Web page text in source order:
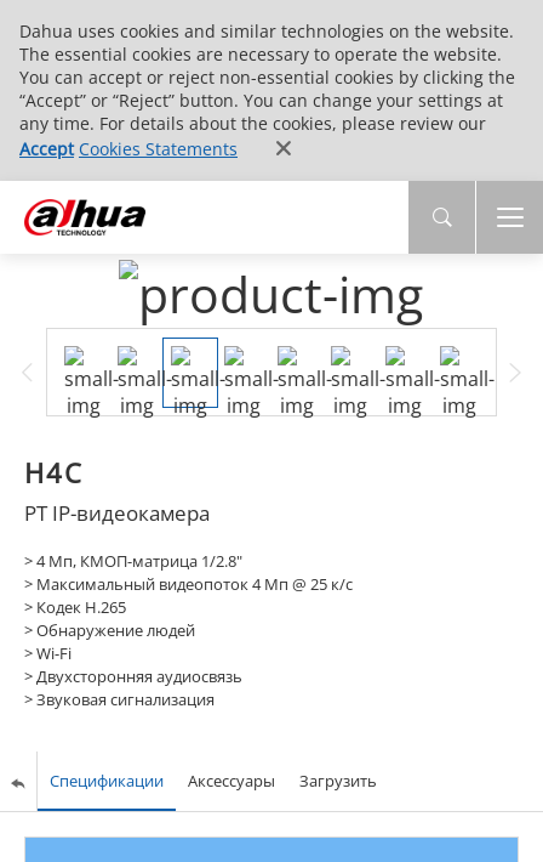
Dahua uses cookies and similar technologies on the website.
The essential cookies are necessary to operate the website.
You can accept or reject non-essential cookies by clicking the
“Accept” or “Reject” button. You can change your settings at
any time. For details about the cookies, please review our
Accept Cookies Statements
H4C
PT IP-видеокамера
> 4 Мп, КМОП-матрица 1/2.8"
> Максимальный видеопоток 4 Мп @ 25 к/с
> Кодек H.265
>Обнаружение людей
>Wi-Fi
>Двухсторонняя аудиосвязь
>Звуковая сигнализация
Спецификации Аксессуары Загрузить